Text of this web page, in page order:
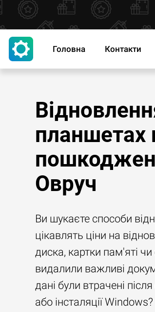
Головна Контакти
планшетах
Овруч
Ви шукаєте способи
цікавлять ціни на
диска, картки пам'яті
видалили важливі
дані були втрачені
або інсталяції